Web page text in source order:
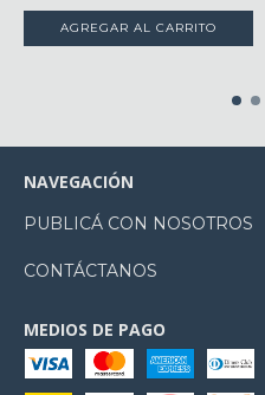
NAVEGACIÓN
PUBLICÁ CON NOSOTROS
CONTÁCTANOS
MEDIOS DE PAGO